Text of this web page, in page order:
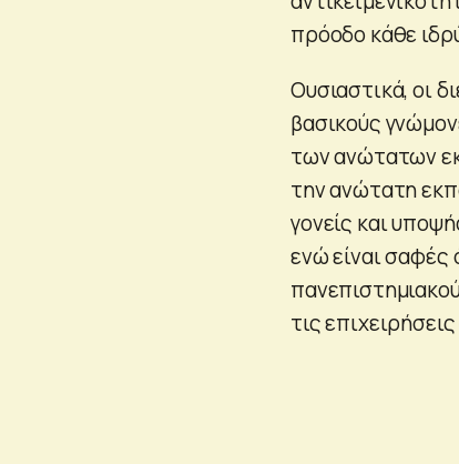
πρόοδο κάθε
Ουσιαστικά, οι
βασικούς
των ανώτατων
την ανώτατη
γονείς και
ενώ είναι σαφές
τις